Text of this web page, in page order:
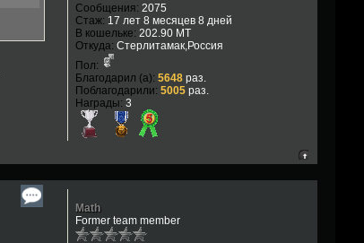
Сообщения: 2075
Стаж: 17 лет 8 месяцев 8 дней
В кошельке: 202.90 MT
Откуда: Стерлитамак,Россия
Пол:
Благодарил (а): 5648раз.
Поблагодарили: 5005раз.
Награды: 3
Math
Former team member